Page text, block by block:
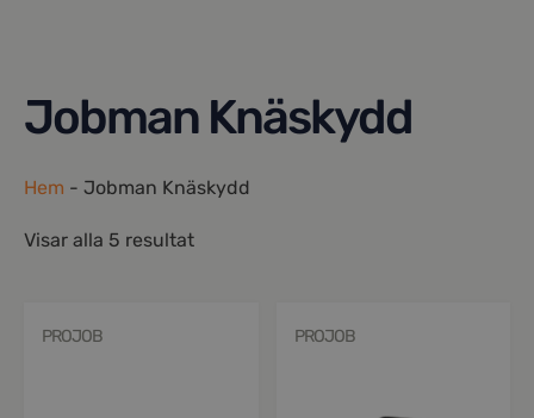
Jobman Knäskydd
Hem - Jobman Knäskydd
Visar alla 5 resultat
PROJOB PROJOB